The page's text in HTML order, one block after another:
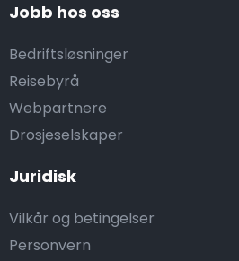
Jobb hos oss
Bedriftsløsninger
Reisebyrå
Webpartnere
Drosjeselskaper
Juridisk
Vilkår og betingelser
Personvern